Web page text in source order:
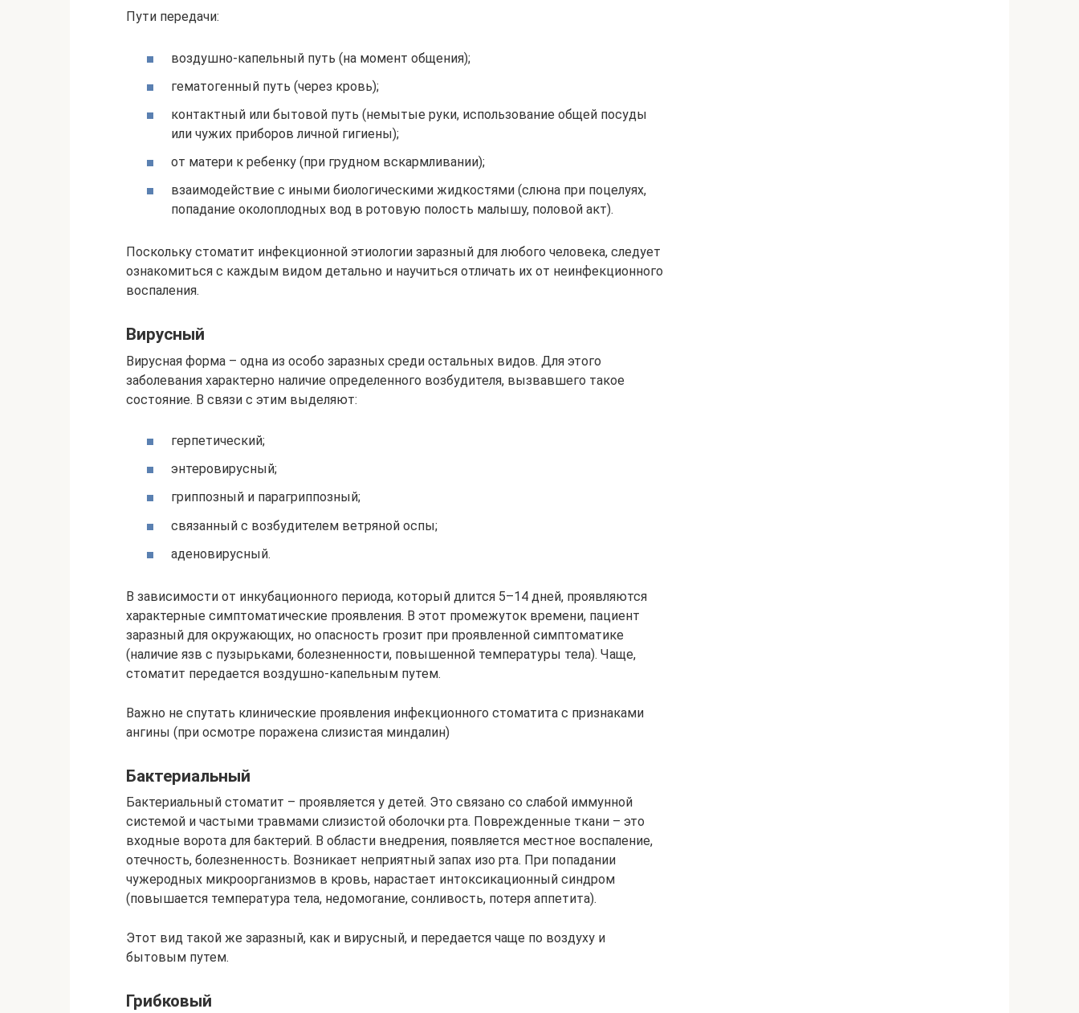
Пути передачи:
воздушно-капельный путь (на момент общения);
гематогенный путь (через кровь);
контактный или бытовой путь (немытые руки, использование общей посуды
или чужих приборов личной гигиены);
от матери к ребенку (при грудном вскармливании);
взаимодействие с иными биологическими жидкостями (слюна при поцелуях,
попадание околоплодных вод в ротовую полость малышу, половой акт).
Поскольку стоматит инфекционной этиологии заразный для любого человека, следует
ознакомиться с каждым видом детально и научиться отличать их от неинфекционного
воспаления.
Вирусный
Вирусная форма – одна из особо заразных среди остальных видов. Для этого
заболевания характерно наличие определенного возбудителя, вызвавшего такое
состояние. В связи с этим выделяют:
герпетический;
энтеровирусный;
гриппозный и парагриппозный;
связанный с возбудителем ветряной оспы;
аденовирусный.
В зависимости от инкубационного периода, который длится 5–14 дней, проявляются
характерные симптоматические проявления. В этот промежуток времени, пациент
заразный для окружающих, но опасность грозит при проявленной симптоматике
(наличие язв с пузырьками, болезненности, повышенной температуры тела). Чаще,
стоматит передается воздушно-капельным путем.
Важно не спутать клинические проявления инфекционного стоматита с признаками
ангины (при осмотре поражена слизистая миндалин)
Бактериальный
Бактериальный стоматит – проявляется у детей. Это связано со слабой иммунной
системой и частыми травмами слизистой оболочки рта. Поврежденные ткани – это
входные ворота для бактерий. В области внедрения, появляется местное воспаление,
отечность, болезненность. Возникает неприятный запах изо рта. При попадании
чужеродных микроорганизмов в кровь, нарастает интоксикационный синдром
(повышается температура тела, недомогание, сонливость, потеря аппетита).
Этот вид такой же заразный, как и вирусный, и передается чаще по воздуху и
бытовым путем.
Грибковый